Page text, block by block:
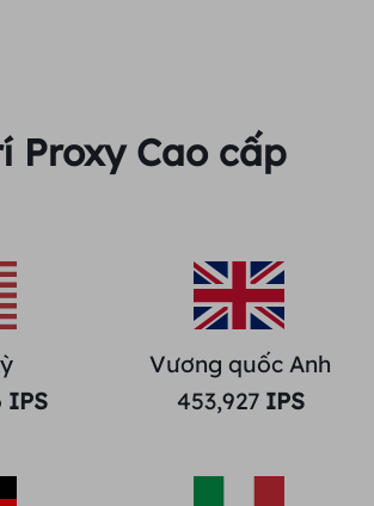
Proxy Cao cấp
IPS
Vương quốc Anh
453,927IPS